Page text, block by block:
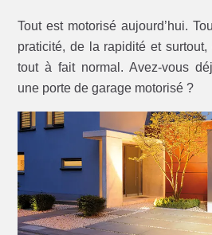
Tout est motorisé aujourd’hui.
praticité, de la rapidité et surtout,
tout à fait normal. Avez-vous
une porte de garage motorisé ?